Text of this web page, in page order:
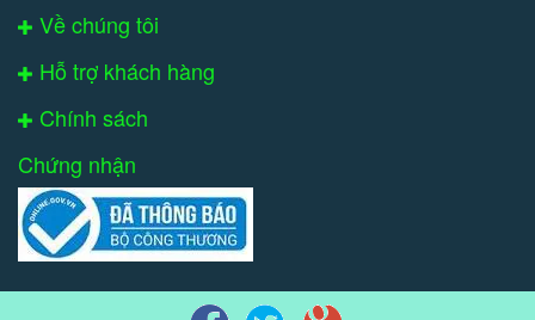
Về chúng tôi
Hỗ trợ khách hàng
Chính sách
Chứng nhận